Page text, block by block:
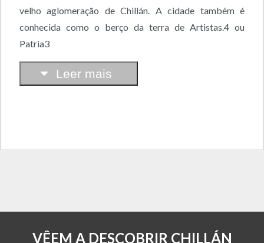
velho aglomeração de Chillán. A cidade também é
conhecida como o berço da terra de Artistas.4 ou
Patria3
Leer mais
VÊEM A DESCOBRIR CHILLÁN